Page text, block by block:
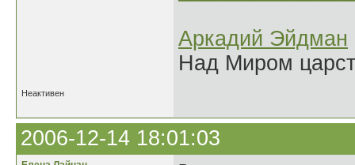
Аркадий Эйдман
Над Миром
Неактивен
2006-12-14 18:01:03